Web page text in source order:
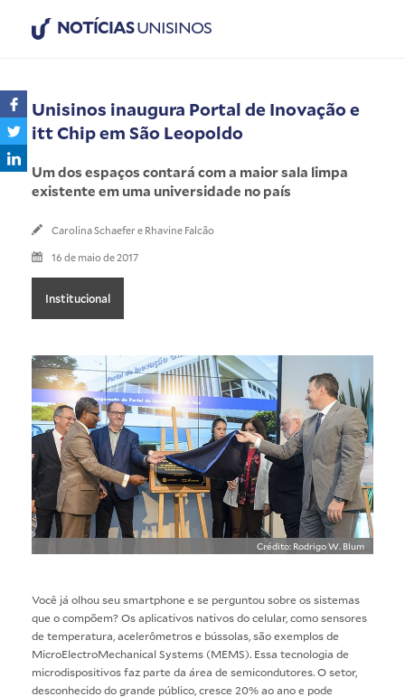
NOTÍCIASUNISINOS
Unisinos inaugura Portal de Inovação e
itt Chip em São Leopoldo
Um dos espaços contará com a maior sala limpa
existente em uma universidade no país
Carolina Schaefer e Rhavine Falcão
16 de maio de 2017
Institucional
Crédito: Rodrigo W. Blum
Você já olhou seu smartphone e se perguntou sobre os sistemas
que o compõem? Os aplicativos nativos do celular, como sensores
de temperatura, acelerômetros e bússolas, são exemplos de
MicroElectroMechanical Systems (MEMS). Essa tecnologia de
microdispositivos faz parte da área de semicondutores. O setor,
desconhecido do grande público, cresce 20% ao ano e pode